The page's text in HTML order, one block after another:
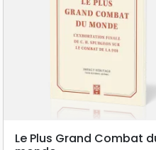
searchAPERÇU RAPIDE
Le Plus Grand Combat